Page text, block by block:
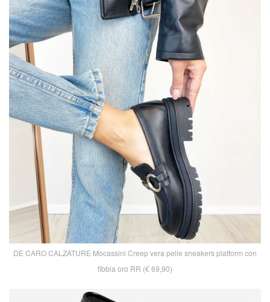
DE CARO CALZATURE Mocassini Creep vera pelle sneakers platform con
fibbia oro RR (€ 69,90)